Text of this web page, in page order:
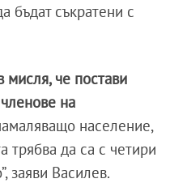
бъдат съкратени с
мисля, че постави
на
население,
трябва да са с четири
заяви Василев.